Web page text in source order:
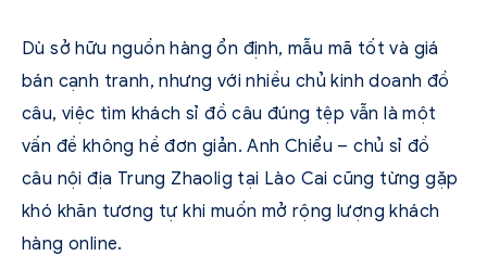
Dù sở hữu nguồn hàng ổn định, mẫu mã tốt và giá
bán cạnh tranh, nhưng với nhiều chủ kinh doanh đồ
câu, việc tìm khách sỉ đồ câu đúng tệp vẫn là một
vấn đề không hề đơn giản. Anh Chiểu – chủ sỉ đồ
câu nội địa Trung Zhaolig tại Lào Cai cũng từng gặp
khó khăn tương tự khi muốn mở rộng lượng khách
hàng online.